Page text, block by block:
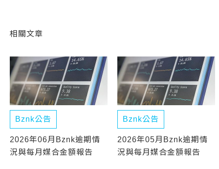
相關文章
Bznk公告
2026年06月Bznk逾期情
況與每月媒合金額報告
Bznk公告
2026年05月Bznk逾期情
況與每月媒合金額報告